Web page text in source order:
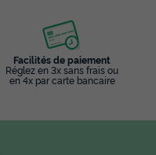
Facilités de paiement
Réglez en 3x sans frais ou
en 4x par carte bancaire